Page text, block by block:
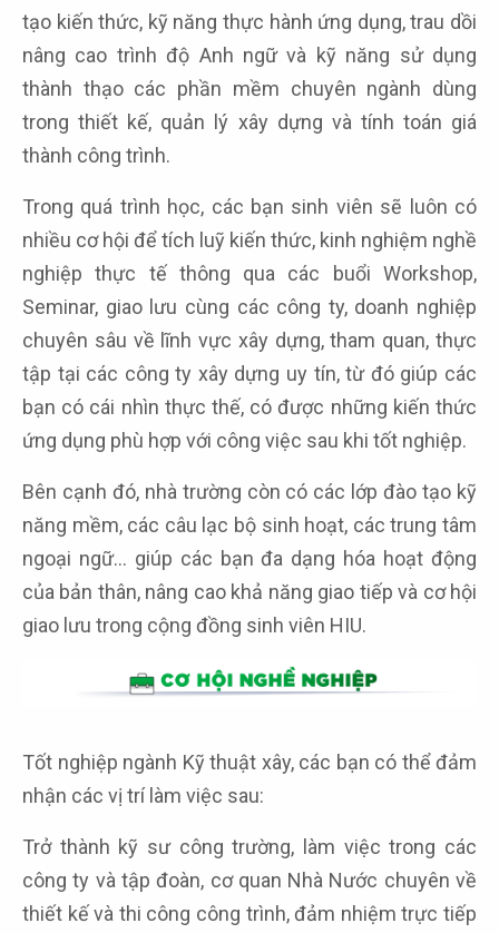
tạo kiến thức, kỹ năng thực hành ứng dụng, trau dồi
nâng cao trình độ Anh ngữ và kỹ năng sử dụng
thành thạo các phần mềm chuyên ngành dùng
trong thiết kế, quản lý xây dựng và tính toán giá
thành công trình.
Trong quá trình học, các bạn sinh viên sẽ luôn có
nhiều cơ hội để tích luỹ kiến thức, kinh nghiệm nghề
nghiệp thực tế thông qua các buổi Workshop,
Seminar, giao lưu cùng các công ty, doanh nghiệp
chuyên sâu về lĩnh vực xây dựng, tham quan, thực
tập tại các công ty xây dựng uy tín, từ đó giúp các
bạn có cái nhìn thực thế, có được những kiến thức
ứng dụng phù hợp với công việc sau khi tốt nghiệp.
Bên cạnh đó, nhà trường còn có các lớp đào tạo kỹ
năng mềm, các câu lạc bộ sinh hoạt, các trung tâm
ngoại ngữ… giúp các bạn đa dạng hóa hoạt động
của bản thân, nâng cao khả năng giao tiếp và cơ hội
giao lưu trong cộng đồng sinh viên HIU.
Tốt nghiệp ngành Kỹ thuật xây, các bạn có thể đảm
nhận các vị trí làm việc sau:
Trở thành kỹ sư công trường, làm việc trong các
công ty và tập đoàn, cơ quan Nhà Nước chuyên về
thiết kế và thi công công trình, đảm nhiệm trực tiếp